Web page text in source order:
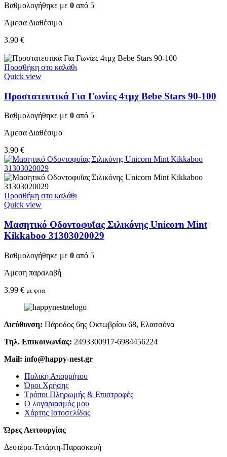
Βαθμολογήθηκε με 0 από 5
Άμεσα Διαθέσιμο
3.90 €
Προσθήκη στο καλάθι
Quick view
Προστατευτικά Για Γωνίες 4τμχ Bebe Stars 90-100
Βαθμολογήθηκε με 0 από 5
Άμεσα Διαθέσιμο
3.90 €
Προσθήκη στο καλάθι
Quick view
Μασητικό Οδοντοφυΐας Σιλικόνης Unicorn Mint
Kikkaboo 31303020029
Βαθμολογήθηκε με 0 από 5
Άμεση παραλαβή
3.99 € με φπα
Διεύθυνση: Πάροδος 6ης Οκτωβρίου 68, Ελασσόνα
Τηλ. Επικοινωνίας: 2493300917-6984456224
Mail: info@happy-nest.gr
Πολική Απορρήτου
Όροι Χρήσης
Τρόποι Πληρωμής & Επιστροφές
Ο λογαριασμός μου
Χάρτης Ιστοσελίδας
Ώρες Λειτουργίας
Δευτέρα-Τετάρτη-Παρασκευή